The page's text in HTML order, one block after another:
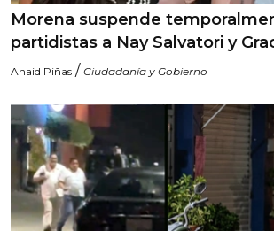
Morena suspende
partidistas a Nay Salvatori y
Anaid Piñas / Ciudadanía y Gobierno